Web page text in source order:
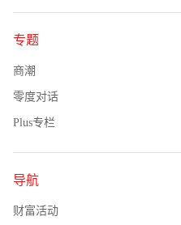
专题
商潮
零度对话
Plus专栏
导航
财富活动